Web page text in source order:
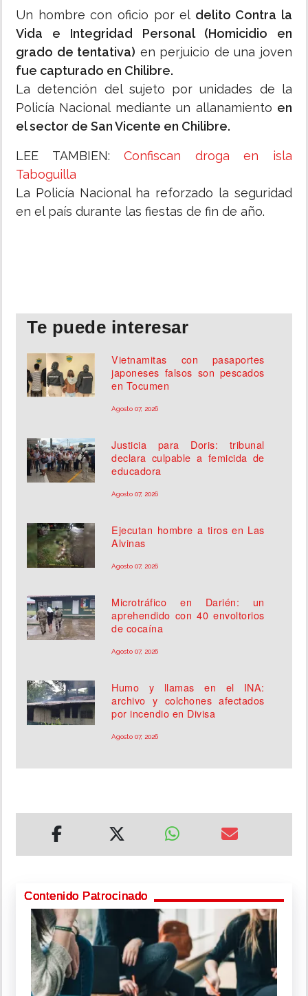
Un hombre con oficio por el delito Contra la
Vida e Integridad Personal (Homicidio en
grado de tentativa) en perjuicio de una joven
fue capturado en Chilibre.
La detención del sujeto por unidades de la
Policía Nacional mediante un allanamiento en
el sector de San Vicente en Chilibre.
LEE TAMBIEN:Confiscan droga en isla
Taboguilla
La Policía Nacional ha reforzado la seguridad
en el país durante las fiestas de fin de año.
Te puede interesar
Vietnamitas con pasaportes
japoneses falsos son pescados
en Tocumen
Agosto 07, 2026
Justicia para Doris: tribunal
declara culpable a femicida de
educadora
Agosto 07, 2026
Ejecutan hombre a tiros en Las
Alvinas
Agosto 07, 2026
Microtráfico en Darién: un
aprehendido con 40 envoltorios
de cocaína
Agosto 07, 2026
Humo y llamas en el INA:
archivo y colchones afectados
por incendio en Divisa
Agosto 07, 2026
Contenido Patrocinado